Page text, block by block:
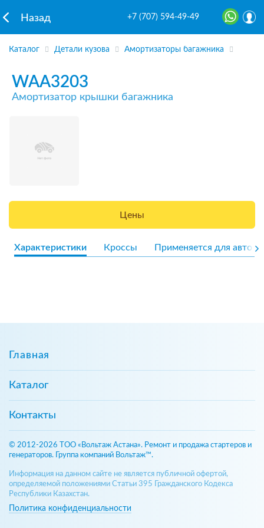
Назад +7 (707) 594-49-49
Каталог Детали кузова Амортизаторы багажника
WAA3203
Амортизатор крышки багажника
Цены
Характеристики Кроссы Применяется для авто
Главная
Каталог
Контакты
© 2012-2026 ТОО «Вольтаж Астана». Ремонт и продажа стартеров и
генераторов. Группа компаний Вольтаж™.
Информация на данном сайте не является публичной офертой,
определяемой положениями Статьи 395 Гражданского Кодекса
Республики Казахстан.
Политика конфиденциальности